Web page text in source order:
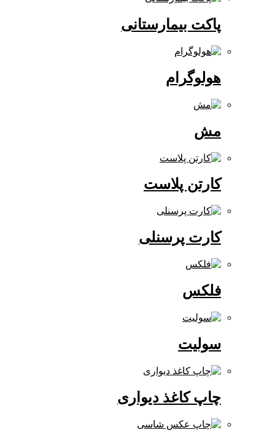
پاکت بیمارستانی
هولوگرام
کارتن پلاست
کارت پرسنلی
چاپ کاغذ دیواری